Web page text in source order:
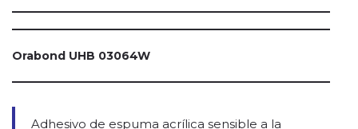
Orabond UHB 03064W
Adhesivo de espuma acrílica sensible a la